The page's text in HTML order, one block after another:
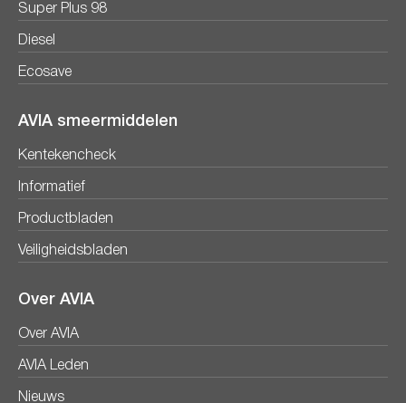
Super Plus 98
Diesel
Ecosave
AVIA smeermiddelen
Kentekencheck
Informatief
Productbladen
Veiligheidsbladen
Over AVIA
Over AVIA
AVIA Leden
Nieuws